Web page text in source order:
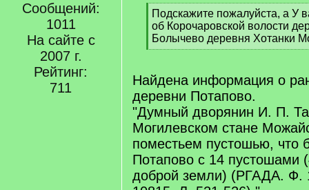
Сообщений:
1011
На сайте с
2007 г.
Рейтинг:
711
[
q
]
Подскажите пожалуйста, а У
об Корочаровской волости
Болычево деревня Хотанки
[
q
]
Найдена информация о
деревни Потапово.
"Думный дворянин И. П.
Могилевском стане
поместьем пустошью, что
Потапово с 14 пустошами
доброй земли) (РГАДА. Ф.